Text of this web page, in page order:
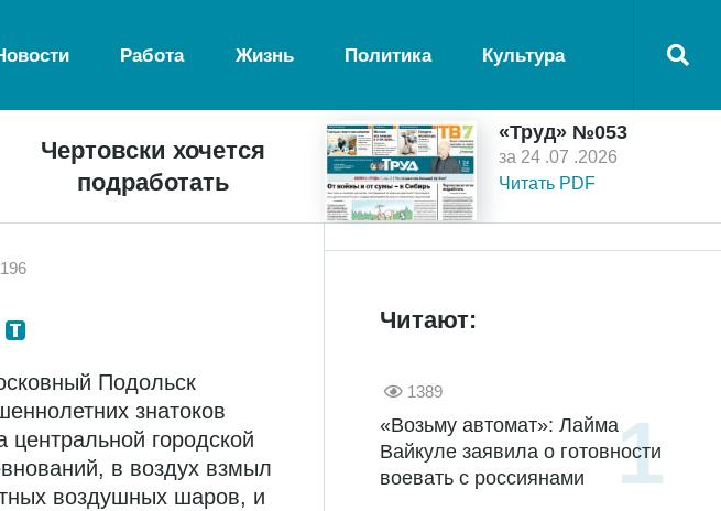
Работа Жизнь Политика Культура
Чертовски хочется
подработать
«Труд» №053
за 24 .07 .2026
Читать PDF
196
Подольск
знатоков
городской
в воздух взмыл
воздушных шаров, и
Читают:
1389
«Возьму автомат»: Лайма
Вайкуле заявила о готовности
воевать с россиянами